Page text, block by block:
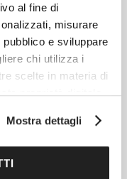
al fine di
misurare
e sviluppare
chi utilizza i
scelte in materia di
proprietà digitale
in qualsiasi
o facendo clic
Mostra dettagli
Con Just
per